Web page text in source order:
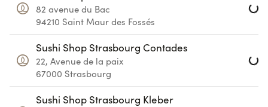
82 avenue du Bac
94210 Saint Maur des Fossés
Sushi Shop Strasbourg Contades
22, Avenue de la paix
67000 Strasbourg
Sushi Shop Strasbourg Kleber